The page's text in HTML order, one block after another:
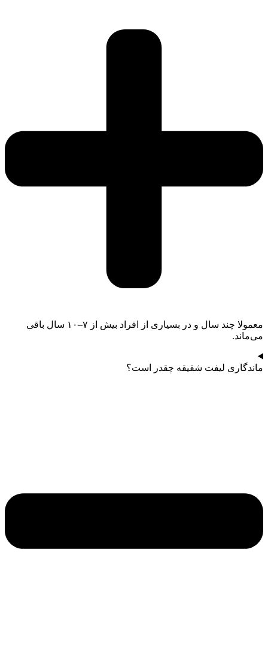
معمولا چند سال و در بسیاری از افراد بیش از ۷–۱۰ سال باقی
می‌ماند.
ماندگاری لیفت شقیقه چقدر است؟